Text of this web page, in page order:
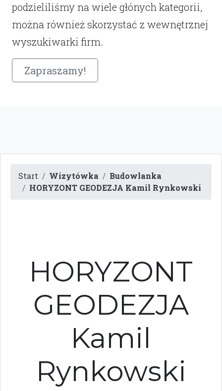
podzieliliśmy na wiele głónych kategorii,
można również skorzystać z wewnętrznej
wyszukiwarki firm.
Zapraszamy!
Start Wizytówka
Budowlanka
HORYZONT GEODEZJA Kamil Rynkowski
HORYZONT
GEODEZJA
Kamil
Rynkowski